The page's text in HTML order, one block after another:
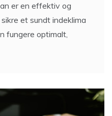
er en effektiv og
et sundt indeklima
fungere optimalt,